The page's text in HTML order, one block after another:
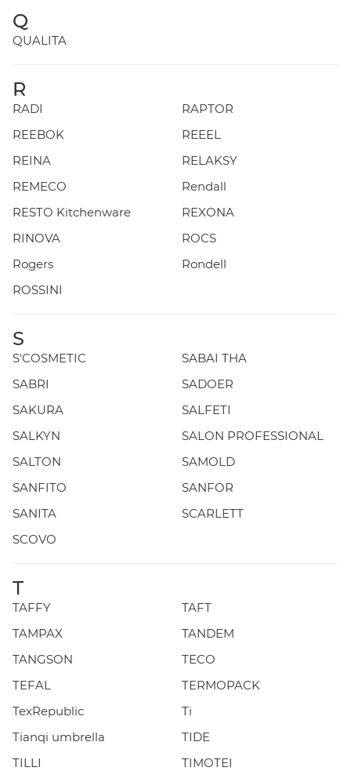
Q
QUALITA
R
RADI
RAPTOR
REEBOK
REEEL
REINA
RELAKSY
REMECO
Rendall
RESTO Kitchenware
REXONA
RINOVA
ROCS
Rogers
Rondell
ROSSINI
S
S'COSMETIC
SABAI THA
SABRI
SADOER
SAKURA
SALFETI
SALKYN
SALON PROFESSIONAL
SALTON
SAMOLD
SANFITO
SANFOR
SANITA
SCARLETT
SCOVO
T
TAFFY
TAFT
TAMPAX
TANDEM
TANGSON
TECO
TEFAL
TERMOPACK
TexRepublic
Ti
Tianqi umbrella
TIDE
TILLI
TIMOTEI